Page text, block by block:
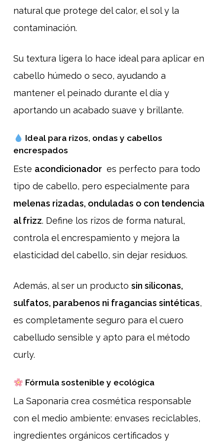
natural que protege del calor, el sol y la
contaminación.
Su textura ligera lo hace ideal para aplicar en
cabello húmedo o seco, ayudando a
mantener el peinado durante el día y
aportando un acabado suave y brillante.
Ideal para rizos, ondas y cabellos
encrespados
Este acondicionador es perfecto para todo
tipo de cabello, pero especialmente para
melenas rizadas, onduladas o con tendencia
al frizz. Define los rizos de forma natural,
controla el encrespamiento y mejora la
elasticidad del cabello, sin dejar residuos.
Además, al ser un producto sin siliconas,
sulfatos, parabenos ni fragancias sintéticas,
es completamente seguro para el cuero
cabelludo sensible y apto para el método
curly.
Fórmula sostenible y ecológica
La Saponaria crea cosmética responsable
con el medio ambiente: envases reciclables,
ingredientes orgánicos certificados y